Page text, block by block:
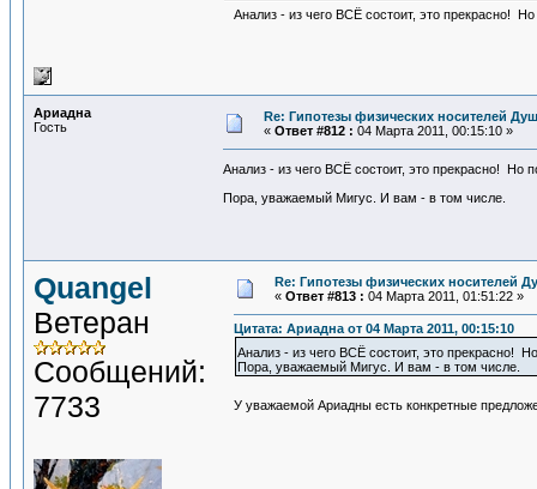
Анализ - из чего ВСЁ состоит, это прекрасно!
Ариадна
Гость
Re: Гипотезы физических носителей
« Ответ #812 : 04 Марта 2011, 00:15:10 »
Анализ - из чего ВСЁ состоит, это прекрасно!
Пора, уважаемый Мигус. И вам - в том числе.
Quangel
Ветеран
Сообщений:
7733
Re: Гипотезы физических носителей
« Ответ #813 : 04 Марта 2011, 01:51:22 »
Цитата: Ариадна от 04 Марта 2011, 00:15:10
Анализ - из чего ВСЁ состоит, это прекрасно!
Пора, уважаемый Мигус. И вам - в том числе.
У уважаемой Ариадны есть конкретные